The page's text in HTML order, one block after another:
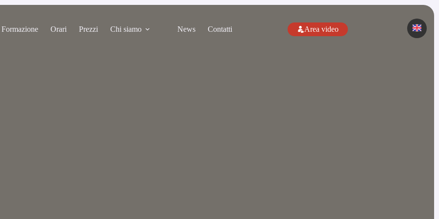
Formazione Orari Prezzi Chi siamo News Contatti Area video